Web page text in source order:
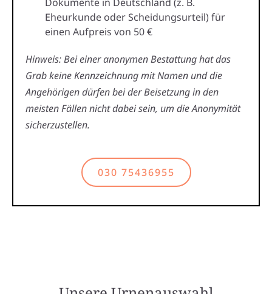
Eheurkunde oder Scheidungsurteil) für
einen Aufpreis von 50 €
Hinweis: Bei einer anonymen Bestattung hat das
Grab keine Kennzeichnung mit Namen und die
Angehörigen dürfen bei der Beisetzung in den
meisten Fällen nicht dabei sein, um die Anonymität
sicherzustellen.
030 75436955